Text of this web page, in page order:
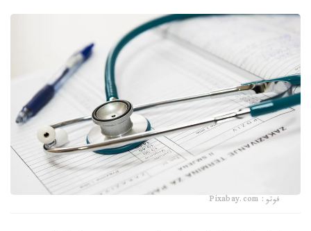
فوتو: Pixabay.com